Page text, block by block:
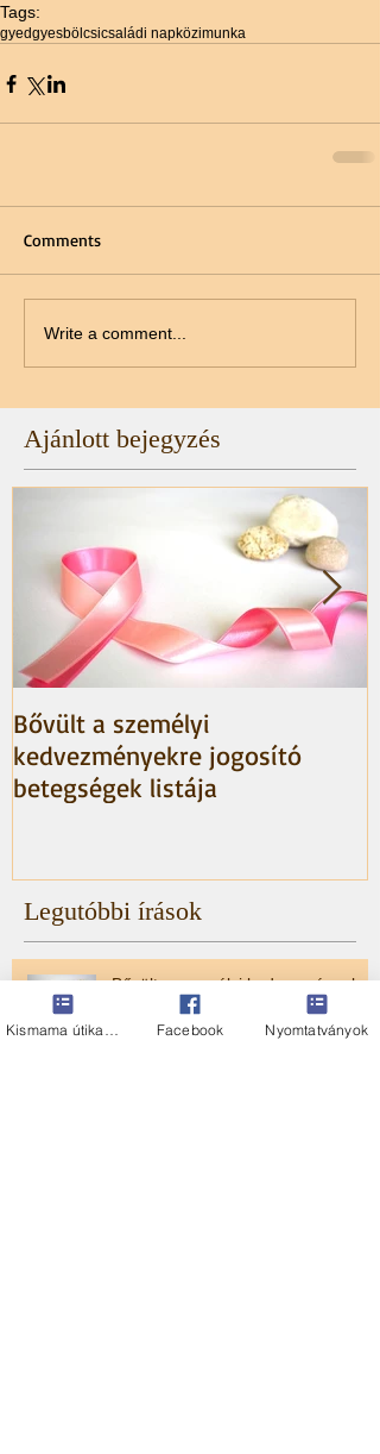
Tags:
gyedgyesbölcsicsaládi napközimunka
Comments
Write a comment...
Ajánlott bejegyzés
Bővült a személyi
kedvezményekre jogosító
betegségek listája
Legutóbbi írások
Bővült a személyi kedvezményekre
jogosító betegségek listája
Facebook Nyomtatványok